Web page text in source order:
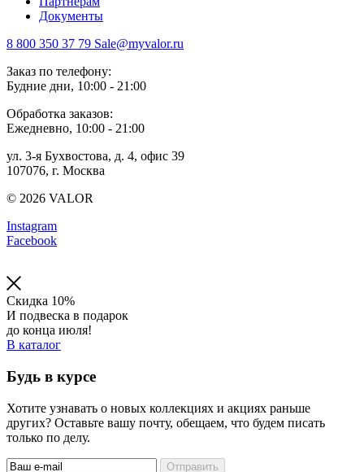
Документы
8 800 350 37 79 Sale@myvalor.ru
Заказ по телефону:
Будние дни, 10:00 - 21:00
Обработка заказов:
Ежедневно, 10:00 - 21:00
ул. 3-я Бухвостова, д. 4, офис 39
107076, г. Москва
© 2026 VALOR
Instagram
Facebook
Скидка 10%
И подвеска в подарок
до конца июля!
В каталог
Будь в курсе
Хотите узнавать о новых коллекциях и акциях раньше
других? Оставьте вашу почту, обещаем, что будем писать
только по делу.
Отправить